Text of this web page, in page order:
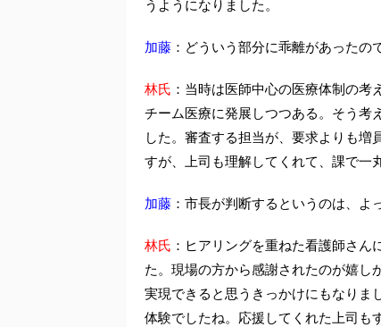
うようになりました。
加藤 ：どういう部分に乖離があったの
林氏 ：当時は医師中心の医療体制の考
チーム医療に発展しつつある。そう考
した。審査する担当が、要求よりも
すが、上司も理解してくれて、課で一
加藤 ：市長が判断するというのは、よ
林氏 ：ヒアリングを重ねた看護師さ
た。現場の方から感謝されたのが嬉し
実現できると思うきっかけにもなりま
体験でしたね。応援してくれた上司も